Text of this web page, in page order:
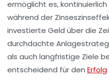
ermöglicht es,
während der
investierte Geld über die
durchdachte
als auch langfristige Ziele
entscheidend für den Erfolg